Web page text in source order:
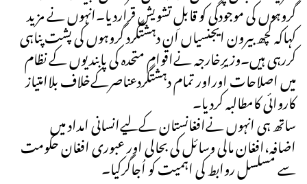
گروہوں کی موجودگی کو قابلِ تشویش قراردیا۔انہوں نے مزید
کہاکہ کچھ بیرون ایجنسیاں ان دہشتگرد گروہوں کی پشت پناہی
کررہی ہیں۔وزیرِخارجہ نےاقوامِ متحدہ کی پابندیوں کے نظام
میں اصلاحات اوراور تمام دہشتگردعناصرکےخلاف بلاامتیاز
کاروائی کامطالبہ کردیا۔
ساتھ ہی انہوں نےافغانستان کےلیےانسانی امداد میں
اضافہ،افغان مالی وسائل کی بحالی اور عبوری افغان حکومت
سے مسلسل روابط کی اہمیت کو اُجاگرکیا۔